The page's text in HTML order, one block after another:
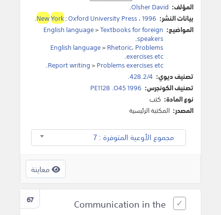
المؤلف: Olsher David
.
بيانات النشر:
NewYork:Oxford University Press،1996
.
المواضيع:
English language>Textbooks for foreign
speakers
.
English language>Rhetoric، Problems
exercises etc
.
Report writing>Problems exercises etc
.
تصنيف ديوي: 428.2/4.
تصنيف الكونجرس: PE1128 .O45 1996
نوع المادة: كتب
المصدر: المكتبة الرئيسية
مجموع الأوعية المتوفرة : 7
معاينة
67
Communication in the